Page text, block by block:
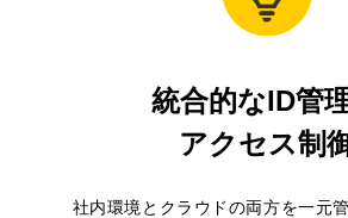
統合的なID管
アクセス制
社内環境とクラウドの両方を一元